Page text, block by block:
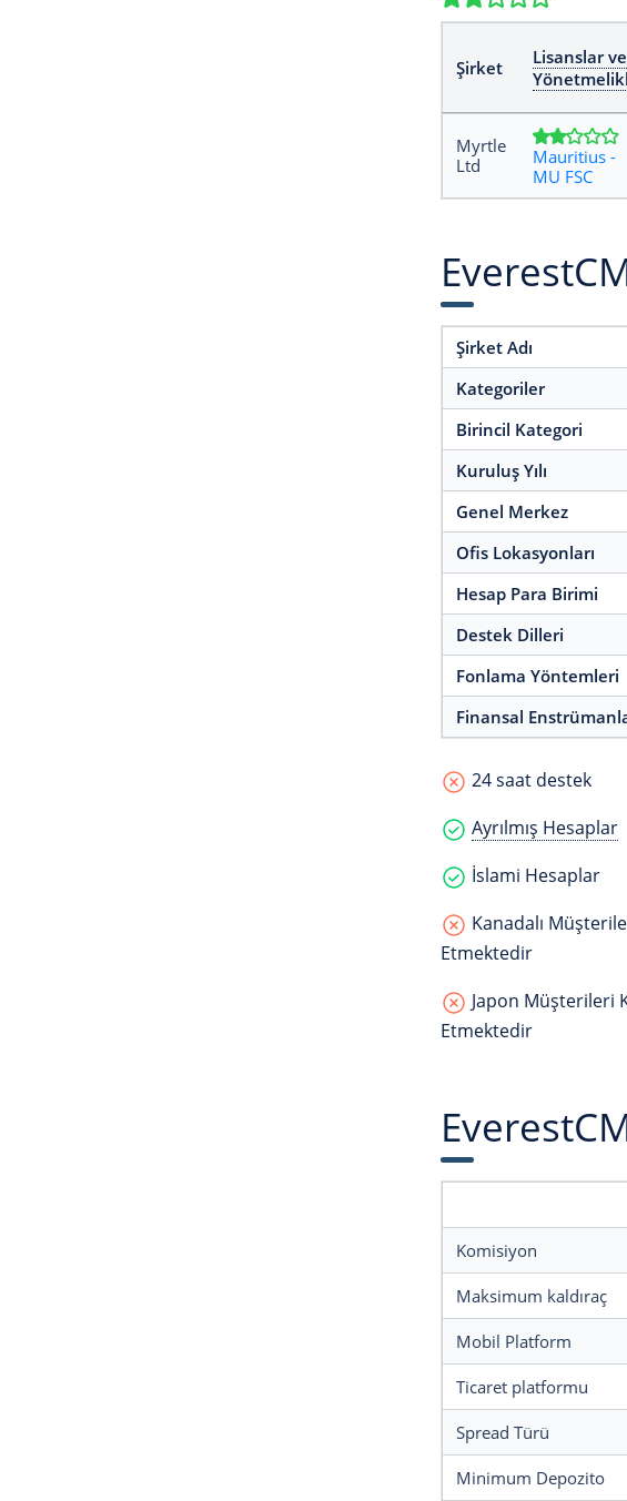
Şirket
Lisanslar ve
Myrtle
Ltd
Mauritius -
MU FSC
Şirket Adı
Kategoriler
Birincil Kategori
Kuruluş Yılı
Genel Merkez
Ofis Lokasyonları
Hesap Para Birimi
Destek Dilleri
Fonlama Yöntemleri
Finansal
24 saat destek
Ayrılmış Hesaplar
İslami Hesaplar
Kanadalı
Etmektedir
Japon Müşterileri
Etmektedir
Komisiyon
Maksimum kaldıraç
Mobil Platform
Ticaret platformu
Spread Türü
Minimum Depozito